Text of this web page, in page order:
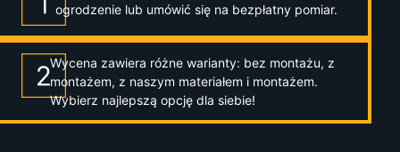
ogrodzenie lub umówić się na bezpłatny pomiar.
Wycena zawiera różne warianty: bez montażu, z
montażem, z naszym materiałem i montażem.
Wybierz najlepszą opcję dla siebie!